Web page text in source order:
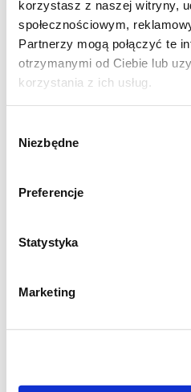
korzystasz z naszej witryny,
społecznościowym,
Partnerzy mogą połączyć te
otrzymanymi od Ciebie lub
korzystania z ich usług.
zgody
Niezbędne
Preferencje
Statystyka
Marketing
6 łyżek sosu
2 łyżki płynnego
1 łyżka ketchupu,
2 łyżeczki octu
zastąpić białym
1 łyżeczka sosu
mieloną papryczką
1/2 łyżeczki
1 płaska łyżeczka
Dodatkowo:
szczypior.